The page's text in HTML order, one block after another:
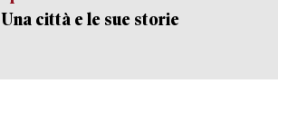
Una città e le sue storie